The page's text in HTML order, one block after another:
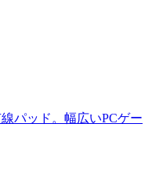
パッド。幅広いPCゲー